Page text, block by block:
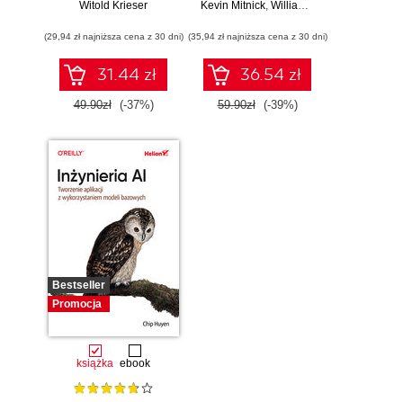
Witold Krieser
(29,94 zł najniższa cena z 30 dni)
31.44 zł
49.90zł (-37%)
Kevin Mitnick, William L. Simon
(35,94 zł najniższa cena z 30 dni)
36.54 zł
59.90zł (-39%)
Bestseller
Promocja
książka ebook